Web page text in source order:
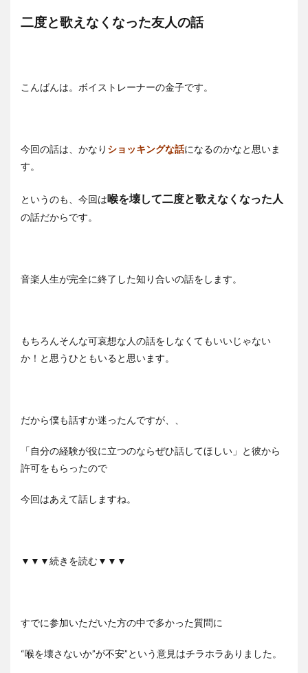
二度と歌えなくなった友人の話
こんばんは。ボイストレーナーの金子です。
今回の話は、かなり ショッキングな話になるのかなと思いま
す。
というのも、今回は喉を壊して二度と歌えなくなった人
の話だからです。
音楽人生が完全に終了した知り合いの話をします。
もちろんそんな可哀想な人の話をしなくてもいいじゃない
か！と思うひともいると思います。
だから僕も話すか迷ったんですが、、
「自分の経験が役に立つのならぜひ話してほしい」と彼から
許可をもらったので
今回はあえて話しますね。
▼▼▼続きを読む▼▼▼
すでに参加いただいた方の中で多かった質問に
“喉を壊さないか”が不安”という意見はチラホラありました。